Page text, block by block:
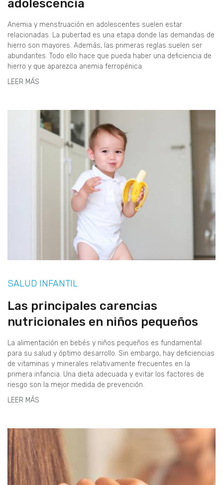
adolescencia
Anemia y menstruación en adolescentes suelen estar
relacionadas. La pubertad es una etapa donde las demandas de
hierro son mayores. Además, las primeras reglas suelen ser
abundantes. Todo ello hace que pueda haber una deficiencia de
hierro y que aparezca anemia ferropénica.
LEER MÁS
SALUD INFANTIL
Las principales carencias
nutricionales en niños pequeños
La alimentación en bebés y niños pequeños es fundamental
para su salud y óptimo desarrollo. Sin embargo, hay deficiencias
de vitaminas y minerales relativamente frecuentes en la
primera infancia. Una dieta adecuada y evitar los factores de
riesgo son la mejor medida de prevención.
LEER MÁS